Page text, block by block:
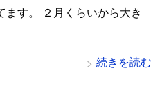
す。 ２月くらいから大き
続きを読む